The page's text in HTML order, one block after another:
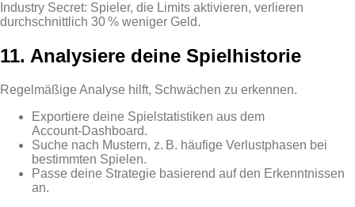
Industry Secret: Spieler, die Limits aktivieren, verlieren
durchschnittlich 30 % weniger Geld.
11. Analysiere deine Spielhistorie
Regelmäßige Analyse hilft, Schwächen zu erkennen.
Exportiere deine Spielstatistiken aus dem
Account‑Dashboard.
Suche nach Mustern, z. B. häufige Verlustphasen bei
bestimmten Spielen.
Passe deine Strategie basierend auf den Erkenntnissen
an.